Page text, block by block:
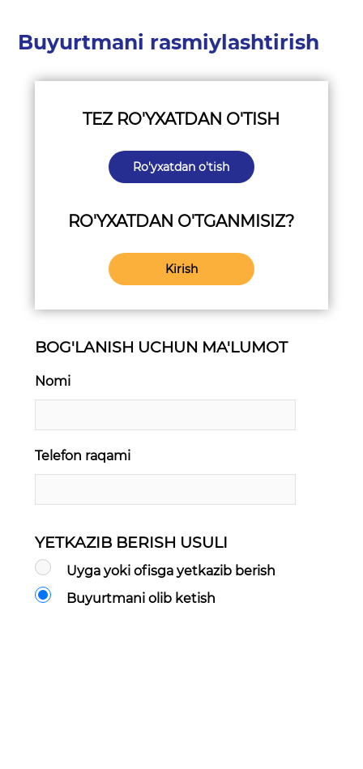
Buyurtmani rasmiylashtirish
TEZ RO'YXATDAN O'TISH
Ro'yxatdan o'tish
RO'YXATDAN O'TGANMISIZ?
Kirish
BOG'LANISH UCHUN MA'LUMOT
Nomi
Telefon raqami
YETKAZIB BERISH USULI
Uyga yoki ofisga yetkazib berish
Buyurtmani olib ketish